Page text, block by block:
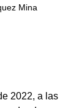
Mina
2022, a las